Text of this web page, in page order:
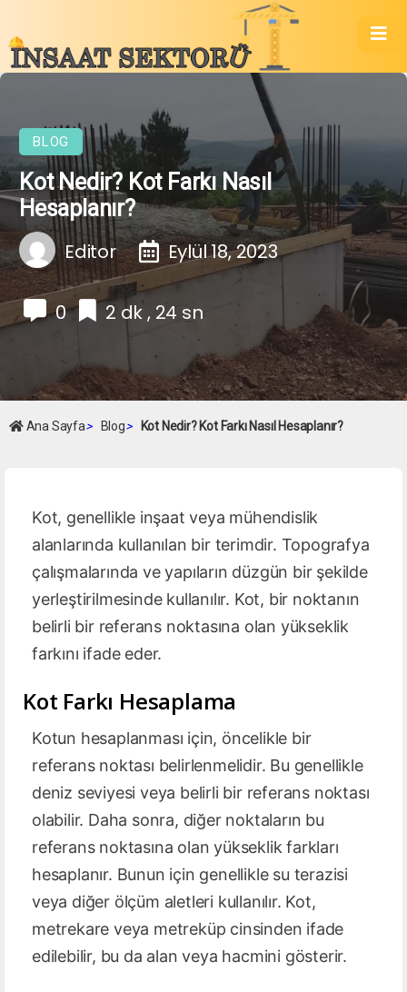
BLOG
Kot Nedir? Kot Farkı Nasıl
Hesaplanır?
Editor Eylül 18, 2023
0 2 dk , 24 sn
Ana Sayfa> Blog> Kot Nedir? Kot Farkı Nasıl Hesaplanır?
Kot, genellikle inşaat veya mühendislik
alanlarında kullanılan bir terimdir. Topografya
çalışmalarında ve yapıların düzgün bir şekilde
yerleştirilmesinde kullanılır. Kot, bir noktanın
belirli bir referans noktasına olan yükseklik
farkını ifade eder.
Kot Farkı Hesaplama
Kotun hesaplanması için, öncelikle bir
referans noktası belirlenmelidir. Bu genellikle
deniz seviyesi veya belirli bir referans noktası
olabilir. Daha sonra, diğer noktaların bu
referans noktasına olan yükseklik farkları
hesaplanır. Bunun için genellikle su terazisi
veya diğer ölçüm aletleri kullanılır. Kot,
metrekare veya metreküp cinsinden ifade
edilebilir, bu da alan veya hacmini gösterir.